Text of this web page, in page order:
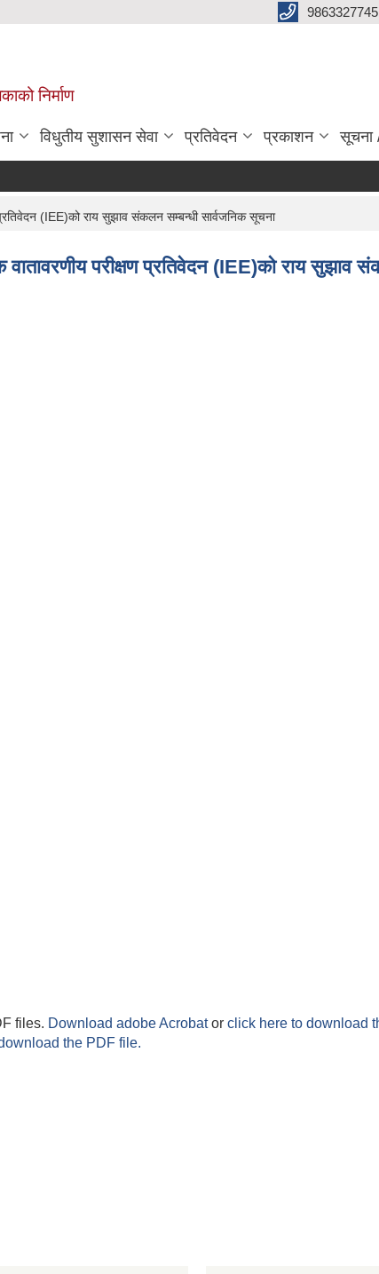
9863327745
निर्माण
विधुतीय सुशासन सेवा प्रतिवेदन प्रकाशन सूचना
प्रतिवेदन (IEE)को राय सुझाव संकलन सम्बन्धी सार्वजनिक सूचना
वातावरणीय परीक्षण प्रतिवेदन (IEE)को राय सुझाव
files. Download adobe Acrobator click here to download
the PDF file.